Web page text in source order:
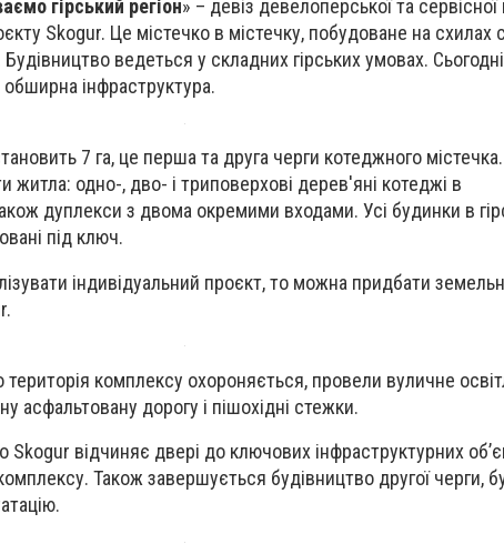
гірський регіон» – девіз девелоперської та сервісної
Skogur. Це містечко в містечку, побудоване на схилах
ведеться у складних гірських умовах. Сьогодні
обширна інфраструктура.
7 га, це перша та друга черги котеджного
житла: одно-, дво- і триповерхові дерев'яні котеджі в
дуплекси з двома окремими входами. Усі будинки в
під ключ.
індивідуальний проєкт, то можна придбати
комплексу охороняється, провели вуличне
асфальтовану дорогу і пішохідні стежки.
Skogur відчиняє двері до ключових інфраструктурних
Також завершується будівництво другої черги,